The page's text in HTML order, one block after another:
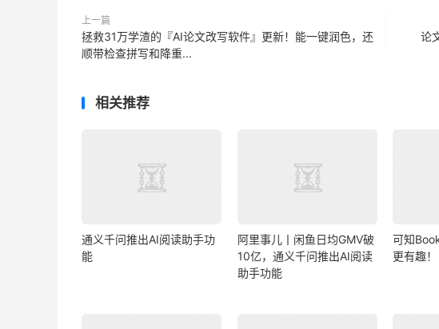
上一篇
拯救31万学渣的『AI论文改写软件』更新！能一键润色，还
顺带检查拼写和降重...
论
相关推荐
通义千问推出AI阅读助手功
能
阿里事儿丨闲鱼日均GMV破
10亿，通义千问推出AI阅读
助手功能
可知
更有趣！